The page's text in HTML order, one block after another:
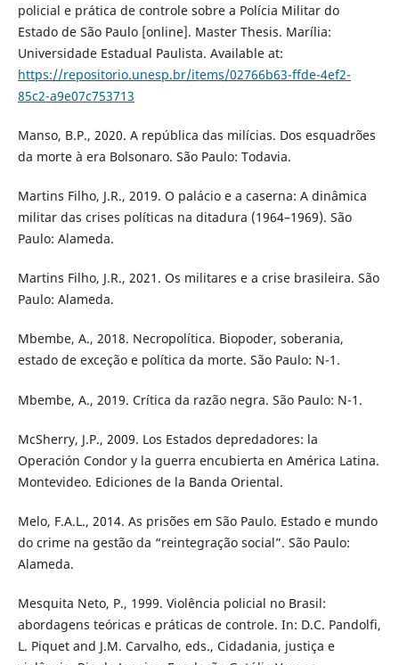
policial e prática de controle sobre a Polícia Militar do
Estado de São Paulo [online]. Master Thesis. Marília:
Universidade Estadual Paulista. Available at:
https://repositorio.unesp.br/items/02766b63-ffde-4ef2-
85c2-a9e07c753713
Manso, B.P., 2020. A república das milícias. Dos esquadrões
da morte à era Bolsonaro. São Paulo: Todavia.
Martins Filho, J.R., 2019. O palácio e a caserna: A dinâmica
militar das crises políticas na ditadura (1964–1969). São
Paulo: Alameda.
Martins Filho, J.R., 2021. Os militares e a crise brasileira. São
Paulo: Alameda.
Mbembe, A., 2018. Necropolítica. Biopoder, soberania,
estado de exceção e política da morte. São Paulo: N-1.
Mbembe, A., 2019. Crítica da razão negra. São Paulo: N-1.
McSherry, J.P., 2009. Los Estados depredadores: la
Operación Condor y la guerra encubierta en América Latina.
Montevideo. Ediciones de la Banda Oriental.
Melo, F.A.L., 2014. As prisões em São Paulo. Estado e mundo
do crime na gestão da “reintegração social”. São Paulo:
Alameda.
Mesquita Neto, P., 1999. Violência policial no Brasil:
abordagens teóricas e práticas de controle. In: D.C. Pandolfi,
L. Piquet and J.M. Carvalho, eds., Cidadania, justiça e